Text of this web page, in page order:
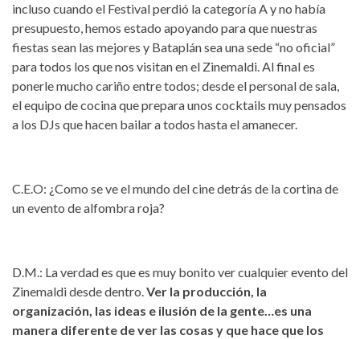
incluso cuando el Festival perdió la categoría A y no había
presupuesto, hemos estado apoyando para que nuestras
fiestas sean las mejores y Bataplán sea una sede “no oficial”
para todos los que nos visitan en el Zinemaldi. Al final es
ponerle mucho cariño entre todos; desde el personal de sala,
el equipo de cocina que prepara unos cocktails muy pensados
a los DJs que hacen bailar a todos hasta el amanecer.
C.E.O: ¿Como se ve el mundo del cine detrás de la cortina de
un evento de alfombra roja?
D.M.: La verdad es que es muy bonito ver cualquier evento del
Zinemaldi desde dentro.Ver la producción, la
organización, las ideas e ilusión de la gente…es una
manera diferente de ver las cosas y que hace que los